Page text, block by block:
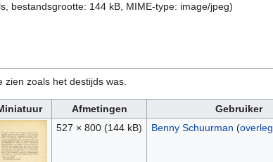
bestandsgrootte: 144 kB, MIME-type: image/jpeg)
zoals het destijds was.
Afmetingen Gebruiker
527 × 800 (144 kB) Benny Schuurman (overleg